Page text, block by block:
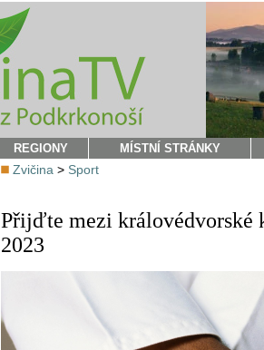
REGIONY
MÍSTNÍ STRÁNKY
Zvičina > Sport
Přijďte mezi královédvorské
2023